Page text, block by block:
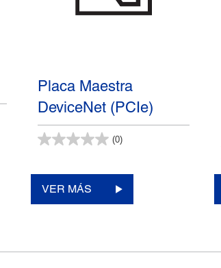
Placa Maestra
DeviceNet (PCIe)
(0)
VER MÁS